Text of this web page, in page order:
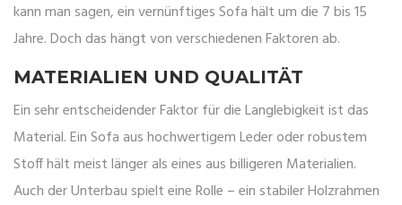
kann man sagen, ein vernünftiges Sofa hält um die 7 bis 15
Jahre. Doch das hängt von verschiedenen Faktoren ab.
MATERIALIEN UND QUALITÄT
Ein sehr entscheidender Faktor für die Langlebigkeit ist das
Material. Ein Sofa aus hochwertigem Leder oder robustem
Stoff hält meist länger als eines aus billigeren Materialien.
Auch der Unterbau spielt eine Rolle – ein stabiler Holzrahmen